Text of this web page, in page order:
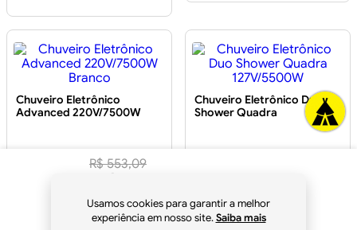
Usamos cookies para garantir a melhor
experiência em nosso site. Saiba mais
R$ 553,09
noPix
Chuveiro Eletrônico
Advanced 220V/7500W
R$ 297,77
Chuveiro Eletrônico Duo
Shower Quadra